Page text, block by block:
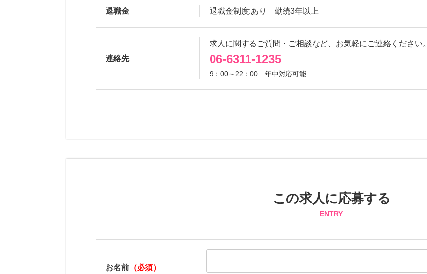
退職金 退職金制度:あり 勤続3年以上
連絡先
求人に関するご質問・ご相談など、お気軽にご連絡ください。
06-6311-1235
9：00～22：00 年中対応可能
この求人に応募する
ENTRY
お名前 （必須）